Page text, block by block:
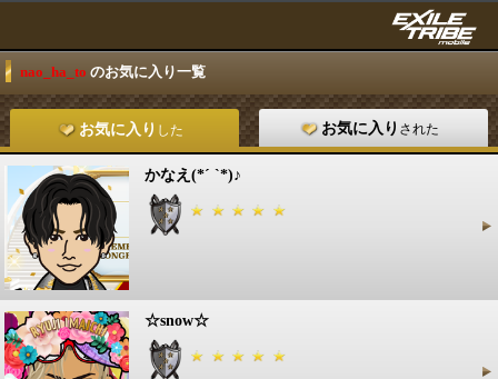
nao_ha_to のお気に入り一覧
お気に入り した お気に入り された
かなえ(*´ `*)♪
☆snow☆